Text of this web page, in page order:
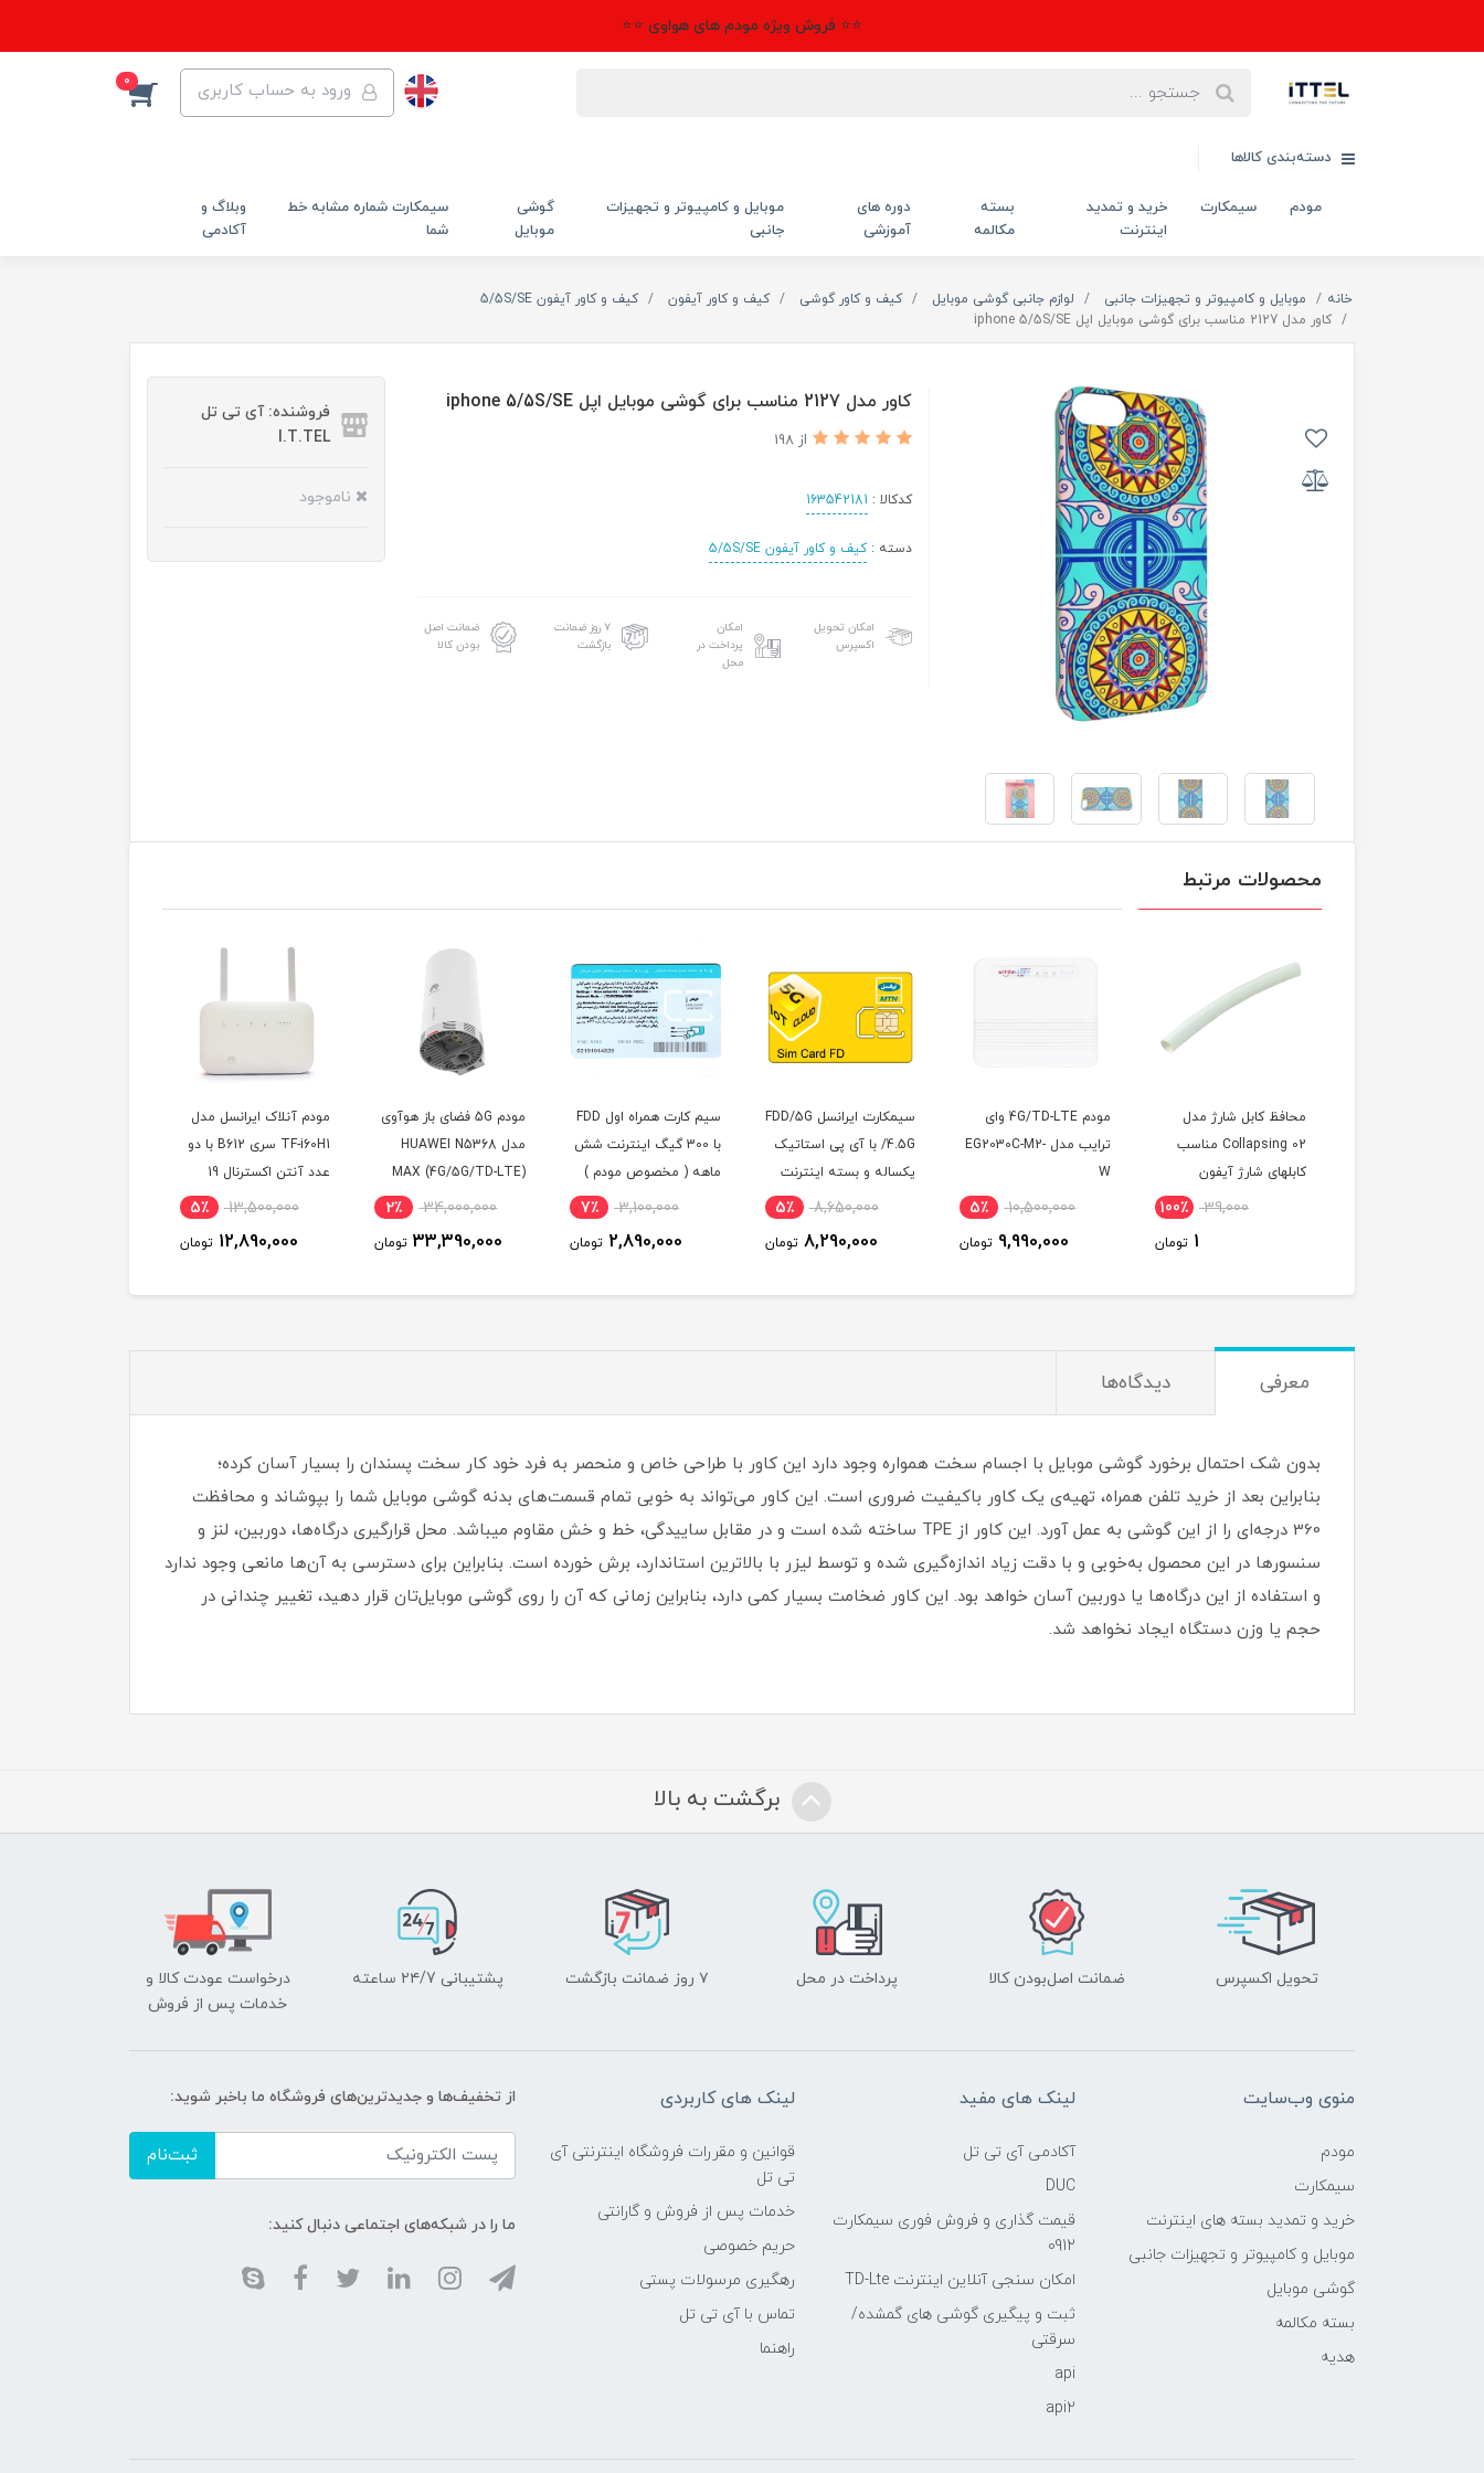
⭐⭐ فروش ویژه مودم های هواوی ⭐⭐
ورود به حساب کاربری 0
دسته‌بندی کالاها
مودم سیمکارت
خرید و تمدید
اینترنت
بسته
مکالمه
دوره های
آموزشی
موبایل و کامپیوتر و تجهیزات
جانبی
گوشی
موبایل
سیمکارت شماره مشابه خط
شما
وبلاگ و
آکادمی
خانه موبایل و کامپیوتر و تجهیزات جانبی لوازم جانبی گوشی موبایل کیف و کاور گوشی کیف و کاور آیفون
کیف و کاور آیفون 5/5S/SE
کاور مدل 2127 مناسب برای گوشی موبایل اپل iphone 5/5S/SE
کاور مدل 2127 مناسب برای گوشی موبایل اپل iphone 5/5S/SE
از 198
کدکالا : 163542181
دسته :کیف و کاور آیفون 5/5S/SE
امکان تحویل
اکسپرس
امکان
پرداخت در
محل
۷ روز ضمانت
بازگشت
ضمانت اصل
بودن کالا
فروشنده: آی تی تل
I.T.TEL
ناموجود
محصولات مرتبط
محافظ کابل شارژ مدل
Collapsing 02 مناسب
کابلهای شارژ آیفون
39,000 100٪
1 تومان
مودم 4G/TD-LTE وای
ترایب مدل EG2030C-M2-
W
10,500,000 5٪
9,990,000 تومان
سیمکارت ایرانسل FDD/5G
/4.5G با آی پی استاتیک
یکساله و بسته اینترنت
100 گیگ یکساله
8,650,000 5٪
8,290,000 تومان
سیم کارت همراه اول FDD
با 300 گیگ اینترنت شش
ماهه ( مخصوص مودم )
3,100,000 7٪
2,890,000 تومان
مودم 5G فضای باز هوآوی
مدل HUAWEI N5368
MAX (4G/5G/TD-LTE)
34,000,000 2٪
33,390,000 تومان
مودم آنلاک ایرانسل مدل
TF-i60H1 سری B612 با دو
عدد آنتن اکسترنال 19
دسی بل13,500,000 5٪
12,890,000 تومان
معرفی دیدگاه‌ها
بدون شک احتمال برخورد گوشی موبایل با اجسام سخت همواره وجود دارد این کاور با طراحی خاص و منحصر به فرد خود کار سخت پسندان را بسیار آسان کرده؛
بنابراین بعد از خرید تلفن همراه، تهیه‌ی یک کاور با‌کیفیت ضروری است‏.‏ این کاور می‌تواند به خوبی تمام قسمت‌های بدنه گوشی موبایل شما را بپوشاند و محافظت
360 درجه‌ای را از این گوشی به عمل آورد‏.‏ این کاور از TPE ساخته شده است و در مقابل ساییدگی، خط و خش مقاوم میباشد.‏ محل قرارگیری درگاه‌ها، دوربین، لنز و
سنسورها در این محصول به‌خوبی و با دقت زیاد اندازه‌گیری شده و توسط لیزر با بالاترین استاندارد، برش خورده است‏.‏ بنابراین برای دسترسی به آن‌ها مانعی وجود ندارد
و استفاده از این درگاه‌ها یا دوربین آسان خواهد بود‏.‏ این کاور ضخامت بسیار کمی دارد، بنابراین زمانی که آن را روی گوشی موبایل‌تان قرار دهید، تغییر چندانی در
حجم یا وزن دستگاه ایجاد نخواهد شد‏.‏
برگشت به بالا
تحویل اکسپرس ضمانت اصل‌بودن کالا پرداخت در محل ۷ روز ضمانت بازگشت پشتیبانی ۲۴/7 ساعته
درخواست عودت کالا و
خدمات پس از فروش
منوی وب‌سایت
مودم
سیمکارت
خرید و تمدید بسته های اینترنت
موبایل و کامپیوتر و تجهیزات جانبی
گوشی موبایل
بسته مکالمه
هدیه
لینک های مفید
آکادمی آی تی تل
DUC
قیمت گذاری و فروش فوری سیمکارت
0912
امکان سنجی آنلاین اینترنت TD-Lte
ثبت و پیگیری گوشی های گمشده/
سرقتی
api
api2
لینک های کاربردی
قوانین و مقررات فروشگاه اینترنتی آی
تی تل
خدمات پس از فروش و گارانتی
حریم خصوصی
رهگیری مرسولات پستی
تماس با آی تی تل
راهنما
از تخفیف‌ها و جدیدترین‌های فروشگاه ما باخبر شوید:
ثبت‌نام
ما را در شبکه‌های اجتماعی دنبال کنید: